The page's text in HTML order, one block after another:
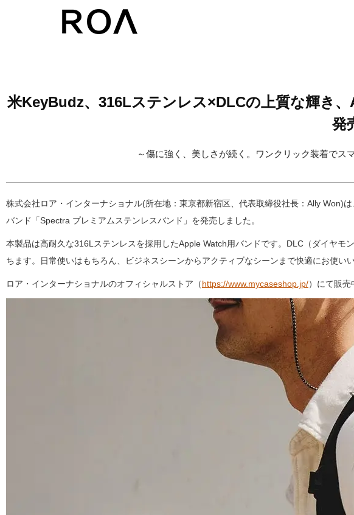
ツ
プ
米KeyBudz、316Lステンレス×DLCの上質な輝き
発
～傷に強く、美しさが続く。ワンクリック装着でス
株式会社ロア・インターナショナル(所在地：東京都新宿区、代表取締役社長：Ally Won)
バンド「Spectra プレミアムステンレスバンド」を発売しました。
本製品は高耐久な316Lステンレスを採用したApple Watch用バンドです。DLC（ダイヤ
ちます。日常使いはもちろん、ビジネスシーンからアクティブなシーンまで快適にお使いい
ロア・インターナショナルのオフィシャルストア（https://www.mycaseshop.jp/）にて販売